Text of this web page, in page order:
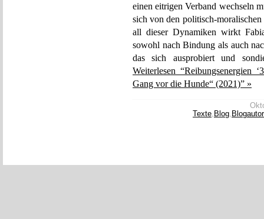
einen eitrigen Verband wechseln
sich von den politisch-
all dieser Dynamiken wirkt
sowohl nach Bindung als auch
das sich ausprobiert und
Weiterlesen “Reibungsenergien
Gang vor die Hunde“ (2021)” »
Texte, Blog,